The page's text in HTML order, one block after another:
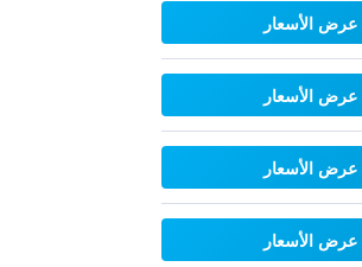
عرض الأسعار
عرض الأسعار
عرض الأسعار
عرض الأسعار